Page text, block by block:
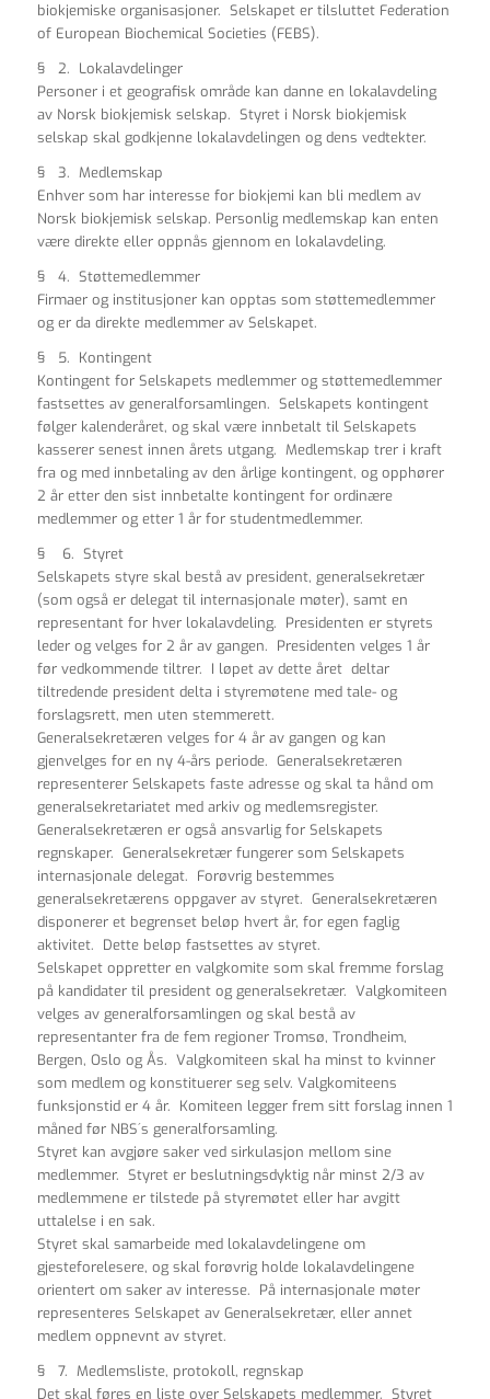
biokjemiske organisasjoner. Selskapet er tilsluttet Federation
of European Biochemical Societies (FEBS).
§ 2. Lokalavdelinger
Personer i et geografisk område kan danne en lokalavdeling
av Norsk biokjemisk selskap. Styret i Norsk biokjemisk
selskap skal godkjenne lokalavdelingen og dens vedtekter.
§ 3. Medlemskap
Enhver som har interesse for biokjemi kan bli medlem av
Norsk biokjemisk selskap. Personlig medlemskap kan enten
være direkte eller oppnås gjennom en lokalavdeling.
§ 4. Støttemedlemmer
Firmaer og institusjoner kan opptas som støttemedlemmer
og er da direkte medlemmer av Selskapet.
§ 5. Kontingent
Kontingent for Selskapets medlemmer og støttemedlemmer
fastsettes av generalforsamlingen. Selskapets kontingent
følger kalenderåret, og skal være innbetalt til Selskapets
kasserer senest innen årets utgang. Medlemskap trer i kraft
fra og med innbetaling av den årlige kontingent, og opphører
2 år etter den sist innbetalte kontingent for ordinære
medlemmer og etter 1 år for studentmedlemmer.
§ 6. Styret
Selskapets styre skal bestå av president, generalsekretær
(som også er delegat til internasjonale møter), samt en
representant for hver lokalavdeling. Presidenten er styrets
leder og velges for 2 år av gangen. Presidenten velges 1 år
før vedkommende tiltrer. I løpet av dette året deltar
tiltredende president delta i styremøtene med tale- og
forslagsrett, men uten stemmerett.
Generalsekretæren velges for 4 år av gangen og kan
gjenvelges for en ny 4-års periode. Generalsekretæren
representerer Selskapets faste adresse og skal ta hånd om
generalsekretariatet med arkiv og medlemsregister.
Generalsekretæren er også ansvarlig for Selskapets
regnskaper. Generalsekretær fungerer som Selskapets
internasjonale delegat. Forøvrig bestemmes
generalsekretærens oppgaver av styret. Generalsekretæren
disponerer et begrenset beløp hvert år, for egen faglig
aktivitet. Dette beløp fastsettes av styret.
Selskapet oppretter en valgkomite som skal fremme forslag
på kandidater til president og generalsekretær. Valgkomiteen
velges av generalforsamlingen og skal bestå av
representanter fra de fem regioner Tromsø, Trondheim,
Bergen, Oslo og Ås. Valgkomiteen skal ha minst to kvinner
som medlem og konstituerer seg selv. Valgkomiteens
funksjonstid er 4 år. Komiteen legger frem sitt forslag innen 1
måned før NBS´s generalforsamling.
Styret kan avgjøre saker ved sirkulasjon mellom sine
medlemmer. Styret er beslutningsdyktig når minst 2/3 av
medlemmene er tilstede på styremøtet eller har avgitt
uttalelse i en sak.
Styret skal samarbeide med lokalavdelingene om
gjesteforelesere, og skal forøvrig holde lokalavdelingene
orientert om saker av interesse. På internasjonale møter
representeres Selskapet av Generalsekretær, eller annet
medlem oppnevnt av styret.
§ 7. Medlemsliste, protokoll, regnskap
Det skal føres en liste over Selskapets medlemmer. Styret